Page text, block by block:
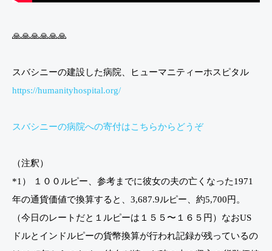
🙏🙏🙏🙏🙏🙏
スバシニーの建設した病院、ヒューマニティーホスピタル
https://humanityhospital.org/
スバシニーの病院への寄付はこちらからどうぞ
（注釈）
*1） １００ルピー、参考までに彼女の夫の亡くなった1971
年の通貨価値で換算すると、3,687.9ルピー、約5,700円。
（今日のレートだと１ルピーは１５５〜１６５円）なおUS
ドルとインドルピーの貨幣換算が行われ記録が残っているの